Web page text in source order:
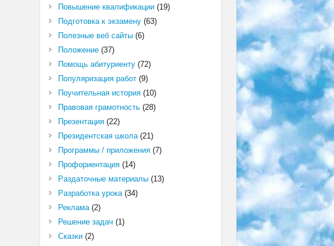
Повышение квалификации(19)
Подготовка к экзамену(63)
Полезные веб сайты(6)
Положение(37)
Помощь абитуриенту(72)
Популяризация работ(9)
Поучительная история(10)
Правовая грамотность(28)
Презентация(22)
Президентская школа(21)
Программы / приложения(7)
Профориентация(14)
Раздаточные материалы(13)
Разработка урока(34)
Реклама(2)
Решение задач (1)
Сказки(2)